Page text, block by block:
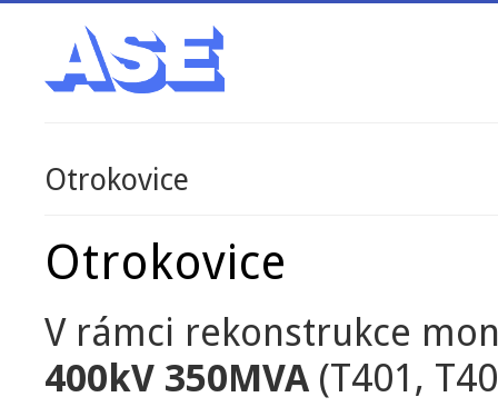
Jste zde
Otrokovice
Otrokovice
V rámci rekonstrukce
400kV 350MVA (T401,